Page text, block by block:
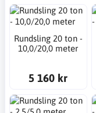
Rundsling 20 ton -
10,0/20,0 meter
5 160 kr